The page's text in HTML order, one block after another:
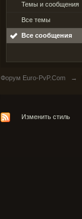
Темы и сообщения
Все темы
Все сообщения
Форум Euro-PvP.Com →
Изменить стиль